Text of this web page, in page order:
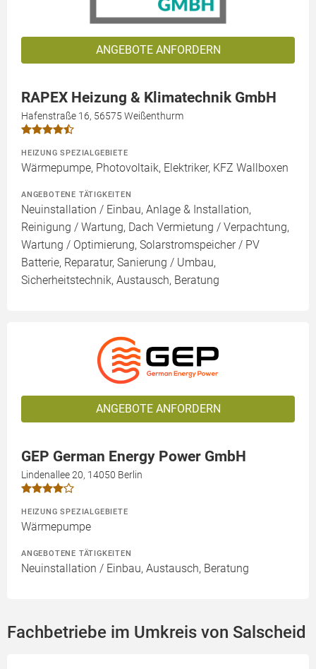
ANGEBOTE ANFORDERN
RAPEX Heizung & Klimatechnik GmbH
Hafenstraße 16, 56575 Weißenthurm
HEIZUNG SPEZIALGEBIETE
Wärmepumpe, Photovoltaik, Elektriker, KFZ Wallboxen
ANGEBOTENE TÄTIGKEITEN
Neuinstallation / Einbau, Anlage & Installation,
Reinigung / Wartung, Dach Vermietung / Verpachtung,
Wartung / Optimierung, Solarstromspeicher / PV
Batterie, Reparatur, Sanierung / Umbau,
Sicherheitstechnik, Austausch, Beratung
ANGEBOTE ANFORDERN
GEP German Energy Power GmbH
Lindenallee 20, 14050 Berlin
HEIZUNG SPEZIALGEBIETE
Wärmepumpe
ANGEBOTENE TÄTIGKEITEN
Neuinstallation / Einbau, Austausch, Beratung
Fachbetriebe im Umkreis von Salscheid